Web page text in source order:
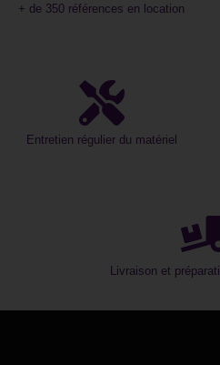
+ de 350 références en location
Entretien régulier du matériel
Livraison et